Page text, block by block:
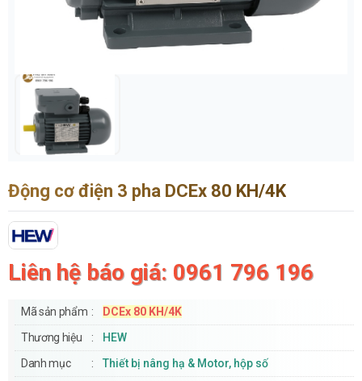
Động cơ điện 3 pha DCEx 80 KH/4K
Liên hệ báo giá: 0961 796 196
Mã sản phẩm
DCEx 80 KH/4K
Thương hiệu
HEW
Danh mục
Thiết bị nâng hạ & Motor, hộp số